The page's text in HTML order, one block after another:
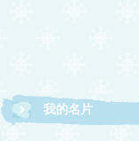
我的名片